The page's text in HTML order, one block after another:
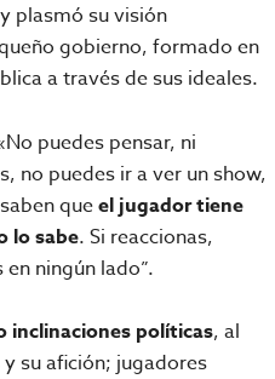
plasmó su visión
gobierno, formado en
a través de sus ideales.
puedes pensar, ni
no puedes ir a ver un show,
queel jugador tiene
lo sabe. Si reaccionas,
ningún lado”.
inclinaciones políticas, al
su afición; jugadores